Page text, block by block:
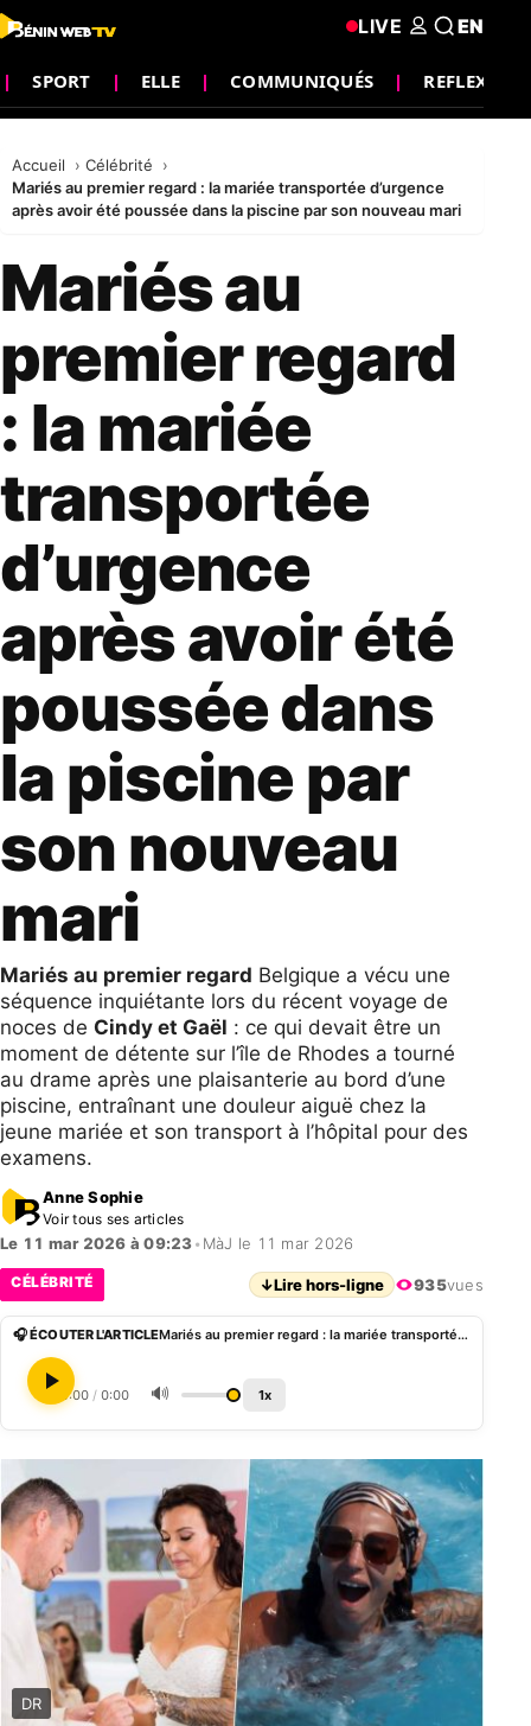
SPORT ELLE COMMUNIQUÉS REFLEXION
LIVE EN
Accueil
Célébrité
Mariés au premier regard : la mariée transportée d’urgence
après avoir été poussée dans la piscine par son nouveau mari
Mariés au
premier regard
: la mariée
transportée
d’urgence
après avoir été
poussée dans
la piscine par
son nouveau
mari
Mariés au premier regard Belgique a vécu une
séquence inquiétante lors du récent voyage de
noces de Cindy et Gaël : ce qui devait être un
moment de détente sur l’île de Rhodes a tourné
au drame après une plaisanterie au bord d’une
piscine, entraînant une douleur aiguë chez la
jeune mariée et son transport à l’hôpital pour des
examens.
Anne Sophie
Voir tous ses articles
Le 11 mar 2026 à 09:23• MàJ le 11 mar 2026
CÉLÉBRITÉ ↓Lire hors-ligne 935vues
🎧 ÉCOUTER L'ARTICLE Mariés au premier regard : la mariée transportée d’urgence après avoir été poussée dans la piscine par son nouveau mari
0:00 / 0:00 🔊 1x
DR